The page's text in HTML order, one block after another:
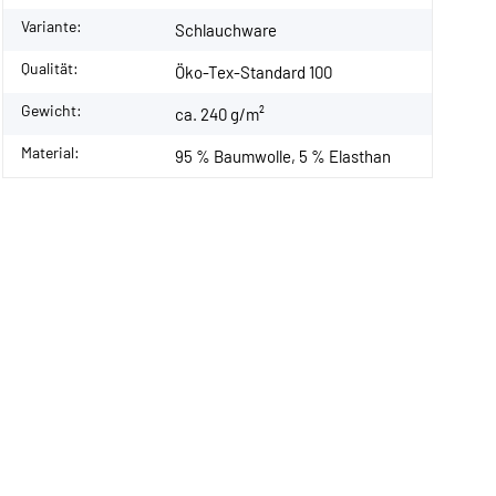
Variante: Schlauchware
Qualität: Öko-Tex-Standard 100
Gewicht: ca. 240 g/m²
Material: 95 % Baumwolle, 5 % Elasthan